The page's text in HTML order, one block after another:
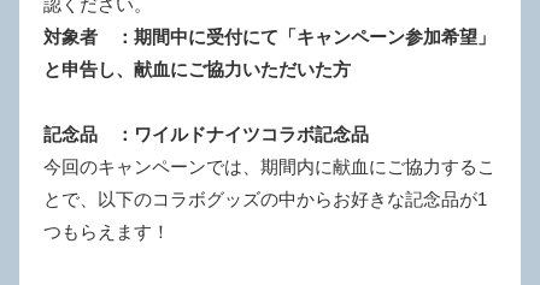
認ください。
対象者 ：期間中に受付にて「キャンペーン参加希望」
と申告し、献血にご協力いただいた方
記念品 ：ワイルドナイツコラボ記念品
今回のキャンペーンでは、期間内に献血にご協力するこ
とで、以下のコラボグッズの中からお好きな記念品が1
つもらえます！